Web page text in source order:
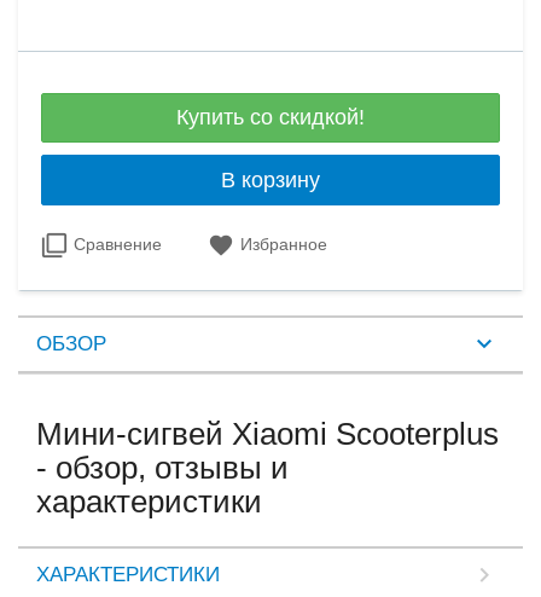
Купить со скидкой!
В корзину
Сравнение Избранное
ОБЗОР
Мини-сигвей Xiaomi Scooterplus
- обзор, отзывы и
характеристики
ХАРАКТЕРИСТИКИ